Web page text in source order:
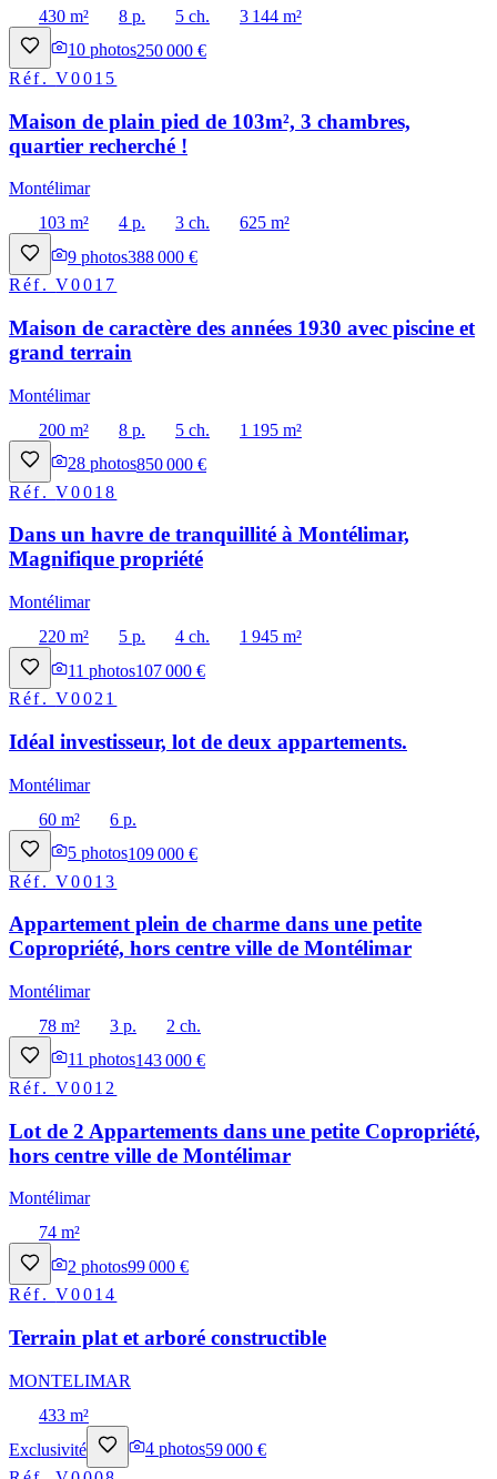
430 m²
8 p. 5 ch.
3 144 m²
10 photos250 000 €
Réf.V0015
Maison de plain pied de 103m², 3 chambres,
quartier recherché !
Montélimar
103 m²
4 p. 3 ch.
625 m²
9 photos388 000 €
Réf.V0017
Maison de caractère des années 1930 avec piscine et
grand terrain
Montélimar
200 m²
8 p. 5 ch.
1 195 m²
28 photos850 000 €
Réf.V0018
Dans un havre de tranquillité à Montélimar,
Magnifique propriété
Montélimar
220 m²
5 p. 4 ch.
1 945 m²
11 photos107 000 €
Réf.V0021
Idéal investisseur, lot de deux appartements.
Montélimar
60 m²
6 p.
5 photos109 000 €
Réf.V0013
Appartement plein de charme dans une petite
Copropriété, hors centre ville de Montélimar
Montélimar
78 m²
3 p.
2 ch.
11 photos143 000 €
Réf.V0012
Lot de 2 Appartements dans une petite Copropriété,
hors centre ville de Montélimar
Montélimar
74 m²
2 photos99 000 €
Réf.V0014
Terrain plat et arboré constructible
MONTELIMAR
433 m²
Exclusivité
4 photos59 000 €